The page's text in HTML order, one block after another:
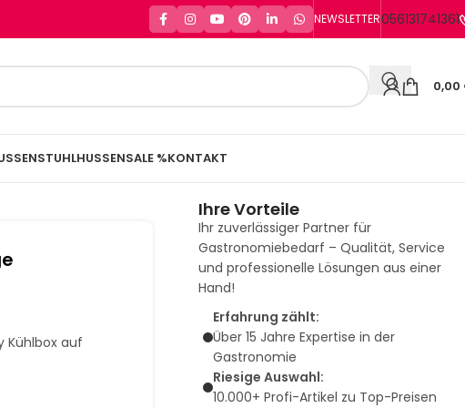
NEWSLETTER056131741361
0,00
STUHLHUSSENSALE %KONTAKT
Kühlbox auf
Ihre Vorteile
Ihr zuverlässiger Partner für
Gastronomiebedarf – Qualität, Service
und professionelle Lösungen aus einer
Hand!
Erfahrung zählt:
Über 15 Jahre Expertise in der
Gastronomie
Riesige Auswahl:
10.000+ Profi-Artikel zu Top-Preisen